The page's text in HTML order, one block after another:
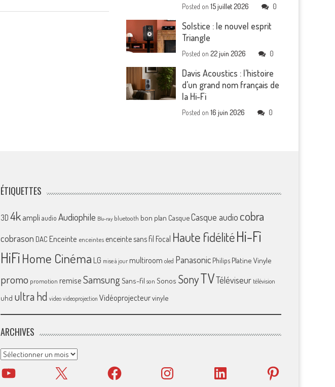
Posted on15 juillet 2026 0
Solstice : le nouvel esprit
Triangle
Posted on22 juin 2026 0
Davis Acoustics : l’histoire
d’un grand nom français de
la Hi-Fi
Posted on16 juin 2026 0
ÉTIQUETTES
3D 4k ampliaudio Audiophile Blu-ray bluetooth bon plan CasqueCasque audio cobra
cobrason DAC Enceinte enceintes enceinte sans fil Focal Haute fidélitéHi-Fi
HiFiHome Cinéma LG mise à jour multiroom oled Panasonic Philips Platine Vinyle
promo promotion remiseSamsungSans-fil son Sonos SonyTVTéléviseur télévision
uhd ultra hd video videoprojection Vidéoprojecteurvinyle
ARCHIVES
Archives
YouTube X Facebook Instagram LinkedIn Pinterest